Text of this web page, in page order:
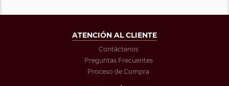
ATENCIÓN AL CLIENTE
Contáctenos
Preguntas Frecuentes
Proceso de Compra